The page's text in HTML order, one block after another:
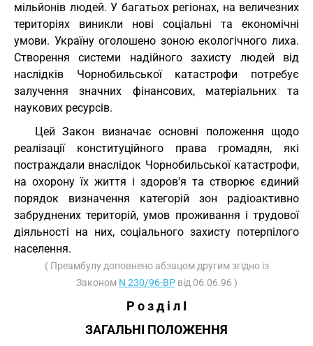
мільйонів людей. У багатьох регіонах, на величезних
територіях виникли нові соціальні та економічні
умови. Україну оголошено зоною екологічного лиха.
Створення системи надійного захисту людей від
наслідків Чорнобильської катастрофи потребує
залучення значних фінансових, матеріальних та
наукових ресурсів.
Цей Закон визначає основні положення щодо
реалізації конституційного права громадян, які
постраждали внаслідок Чорнобильської катастрофи,
на охорону їх життя і здоров'я та створює єдиний
порядок визначення категорій зон радіоактивно
забруднених територій, умов проживання і трудової
діяльності на них, соціального захисту потерпілого
населення.
( Преамбулу доповнено абзацом другим згідно із
Законом N 230/96-ВРвід 06.06.96 )
Р о з д і л I
ЗАГАЛЬНІ ПОЛОЖЕННЯ